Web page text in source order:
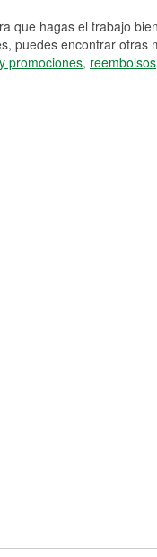
que hagas el trabajo
puedes encontrar otras
promociones, reembolsos